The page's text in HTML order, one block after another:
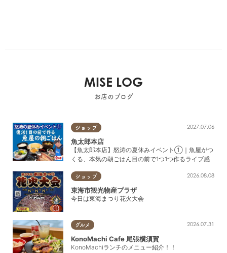
MISE LOG
お店のブログ
ショップ 2027.07.06
魚太郎本店
【魚太郎本店】怒涛の夏休みイベント①｜魚屋がつ
くる、本気の朝ごはん目の前で1つ1つ作るライブ感
ショップ 2026.08.08
東海市観光物産プラザ
今日は東海まつり花火大会
グルメ 2026.07.31
KonoMachi Cafe 尾張横須賀
KonoMachiランチのメニュー紹介！！